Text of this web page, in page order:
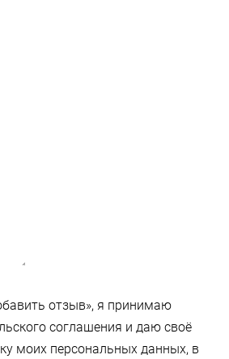
отзыв», я принимаю
соглашения и даю своё
моих персональных данных, в